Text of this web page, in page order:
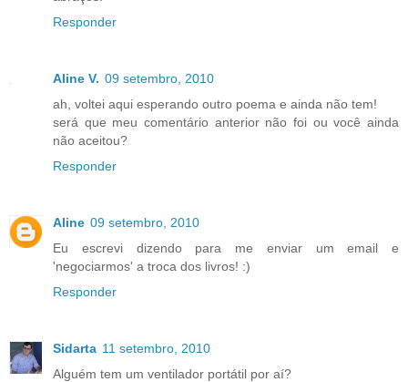
Responder
Aline V. 09 setembro, 2010
ah, voltei aqui esperando outro poema e ainda não tem!
será que meu comentário anterior não foi ou você ainda
não aceitou?
Responder
Aline 09 setembro, 2010
Eu escrevi dizendo para me enviar um email e
'negociarmos' a troca dos livros! :)
Responder
Sidarta 11 setembro, 2010
Alguém tem um ventilador portátil por aí?